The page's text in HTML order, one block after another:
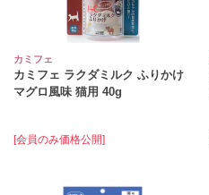
カミフェ
カミフェ ラクダミルク ふりかけ
マグロ風味 猫用 40g
[会員のみ価格公開]